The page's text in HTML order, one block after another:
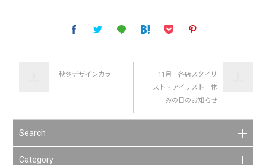
秋冬デザインカラー
11月 各店スタイリ
スト・アイリスト 休
みの日のお知らせ
Search
Category